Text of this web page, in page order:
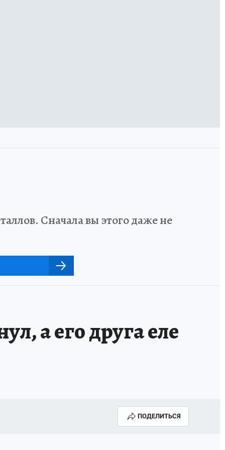
Сначала вы этого даже не
а его друга еле
ПОДЕЛИТЬСЯ